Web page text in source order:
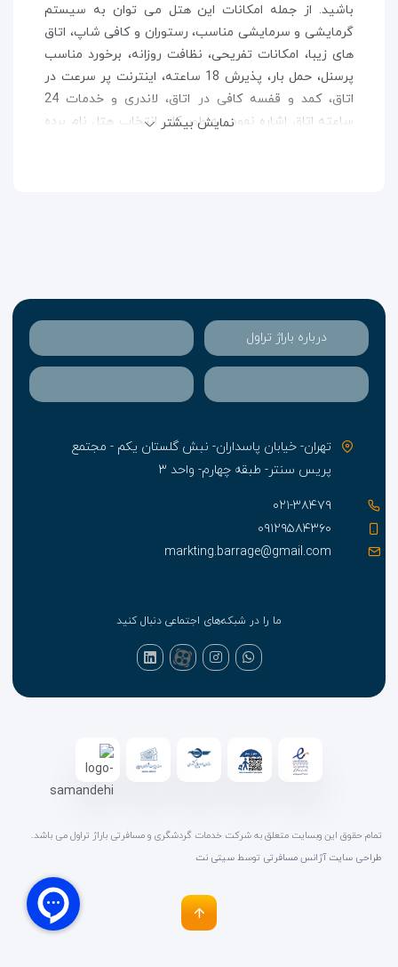
باشید. از جمله امکانات این هتل می توان به سیستم
گرمایشی و سرمایشی مناسب، رستوران و کافی شاپ، اتاق
های زیبا، امکانات تفریحی، نظافت روزانه، برخورد مناسب
پرسنل، حمل بار، پذیرش 18 ساعته، اینترنت پر سرعت در
اتاق، کمد و قفسه کافی در اتاق، لاندری و خدمات 24
ساعته اتاق اشاره نمود. به طور کلی انتخاب هتل نام برده
انواع جاذبه های طبیعی، جاذبه های فرهنگی و جاذبه های
ویژه می باشد که می تواند هر گردشگری را مجذوب خود
نمایش بیشتر
درباره باراژ تراول
تهران- خیابان پاسداران- نبش گلستان یکم - مجتمع
پریس سنتر- طبقه چهارم- واحد ۳
۰۲۱-۳۸۴۷۹
۰۹۱۲۹۵۸۴۳۶۰
markting.barrage@gmail.com
ما را در شبکه‌های اجتماعی دنبال کنید
تمام حقوق این وبسایت متعلق به شرکت خدمات گردشگری و مسافرتی باراژ تراول می باشد.
طراحی سایت آژانس مسافرتی توسط سیتی نت